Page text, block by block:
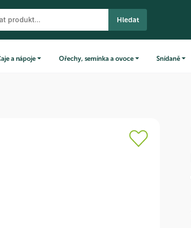
Hledat
a nápoje Ořechy, semínka a ovoce Snídaně